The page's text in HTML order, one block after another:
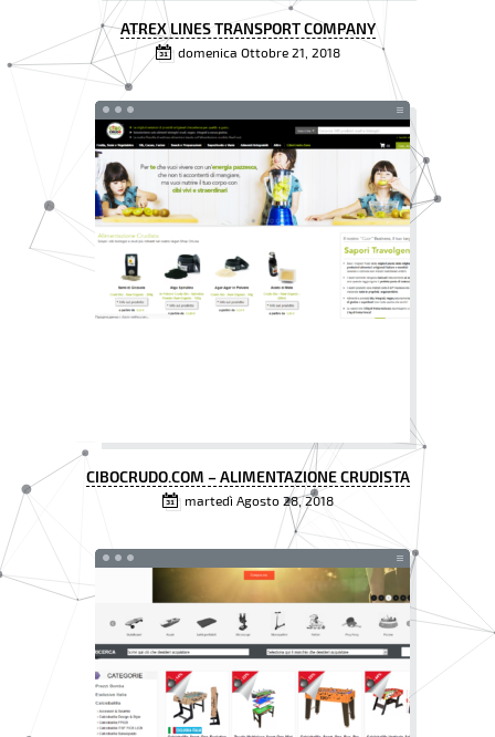
ATREX LINES TRANSPORT COMPANY
domenica Ottobre 21, 2018
CIBOCRUDO.COM – ALIMENTAZIONE CRUDISTA
martedì Agosto 28, 2018